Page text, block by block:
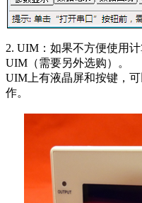
2. UIM：如果不方便使用
UIM（需要另外选购）。
UIM上有液晶屏和按键，
作。